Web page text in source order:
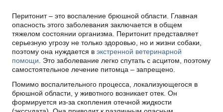
Перитонит – это воспаление брюшной области. Главная
опасность этого заболевания заключается в общем
тяжелом состоянии организма. Перитонит представляет
серьезную угрозу не только здоровью, но и жизни собаки,
поэтому она нуждается в экстренной ветеринарной
помощи . Это заболевание легко спутать с асцитом, поэтому
самостоятельное лечение питомца – запрещено.
Помимо воспалительного процесса, локализующегося в
брюшной области, у животного возникает отек. Он
формируется из-за скопления отечной жидкости